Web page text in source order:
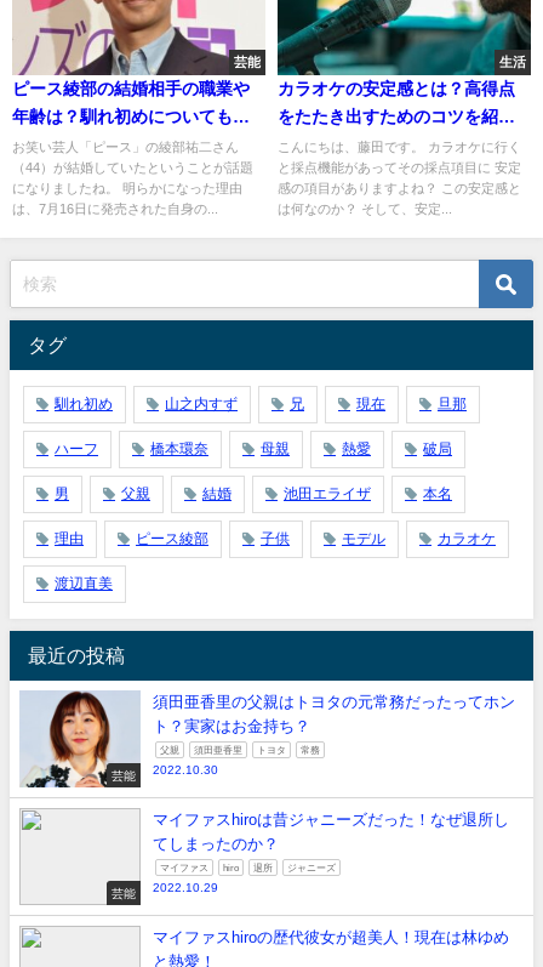
芸能
ピース綾部の結婚相手の職業や
年齢は？馴れ初めについても紹
介！
お笑い芸人「ピース」の綾部祐二さん
（44）が結婚していたということが話題
になりましたね。 明らかになった理由
は、7月16日に発売された自身の...
生活
カラオケの安定感とは？高得点
をたたき出すためのコツを紹
介！
こんにちは、藤田です。 カラオケに行く
と採点機能があってその採点項目に 安定
感の項目がありますよね？ この安定感と
は何なのか？ そして、安定...
タグ
馴れ初め 山之内すず 兄 現在 旦那
ハーフ 橋本環奈 母親 熱愛 破局
男 父親 結婚 池田エライザ 本名
理由 ピース綾部 子供 モデル カラオケ
渡辺直美
最近の投稿
芸能
須田亜香里の父親はトヨタの元常務だったってホン
ト？実家はお金持ち？
父親 須田亜香里 トヨタ 常務
2022.10.30
芸能
マイファスhiroは昔ジャニーズだった！なぜ退所し
てしまったのか？
マイファス hiro 退所 ジャニーズ
2022.10.29
マイファスhiroの歴代彼女が超美人！現在は林ゆめ
と熱愛！